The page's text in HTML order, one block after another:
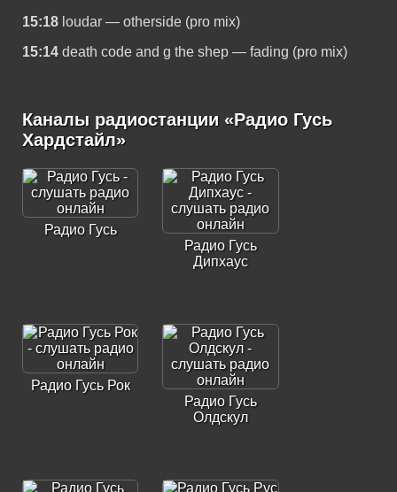
15:18 loudar — otherside (pro mix)
15:14 death code and g the shep — fading (pro mix)
Каналы радиостанции «Радио Гусь
Хардстайл»
Радио Гусь
Радио Гусь
Дипхаус
Радио Гусь Рок
Радио Гусь
Олдскул